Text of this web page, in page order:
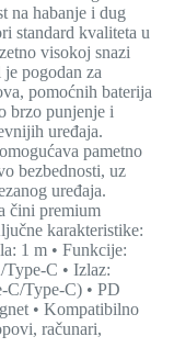
na habanje i dug
standard kvaliteta u
visokoj snazi
pogodan za
pomoćnih baterija
brzo punjenje i
uređaja.
pametno
bezbednosti, uz
uređaja.
čini premium
karakteristike:
1 m • Funkcije:
C • Izlaz:
C/Type-C) • PD
• Kompatibilno
računari,